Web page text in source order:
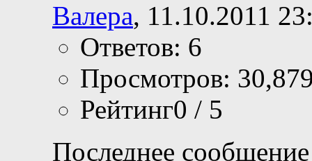
Валера, 11.10.2011
Ответов: 6
Просмотров:
Рейтинг0 / 5
Последнее